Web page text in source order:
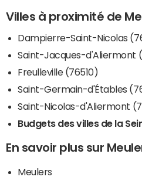
Villes à proximité de
Dampierre-Saint-Nicolas
Saint-Jacques-d'Aliermont
Freulleville (76510)
Saint-Germain-d'Étables
Saint-Nicolas-d'Aliermont
Budgets des villes de la
En savoir plus sur
Meulers